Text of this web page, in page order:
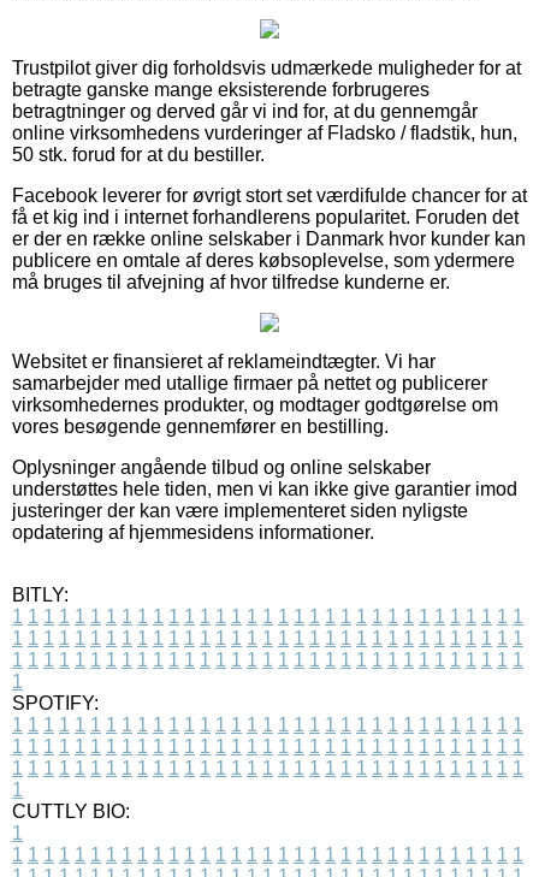
Trustpilot giver dig forholdsvis udmærkede muligheder for at
betragte ganske mange eksisterende forbrugeres
betragtninger og derved går vi ind for, at du gennemgår
online virksomhedens vurderinger af Fladsko / fladstik, hun,
50 stk. forud for at du bestiller.
Facebook leverer for øvrigt stort set værdifulde chancer for at
få et kig ind i internet forhandlerens popularitet. Foruden det
er der en række online selskaber i Danmark hvor kunder kan
publicere en omtale af deres købsoplevelse, som ydermere
må bruges til afvejning af hvor tilfredse kunderne er.
Websitet er finansieret af reklameindtægter. Vi har
samarbejder med utallige firmaer på nettet og publicerer
virksomhedernes produkter, og modtager godtgørelse om
vores besøgende gennemfører en bestilling.
Oplysninger angående tilbud og online selskaber
understøttes hele tiden, men vi kan ikke give garantier imod
justeringer der kan være implementeret siden nyligste
opdatering af hjemmesidens informationer.
BITLY:
1 1 1 1 1 1 1 1 1 1 1 1 1 1 1 1 1 1 1 1 1 1 1 1 1 1 1 1 1 1 1 1 1
1 1 1 1 1 1 1 1 1 1 1 1 1 1 1 1 1 1 1 1 1 1 1 1 1 1 1 1 1 1 1 1 1
1 1 1 1 1 1 1 1 1 1 1 1 1 1 1 1 1 1 1 1 1 1 1 1 1 1 1 1 1 1 1 1 1
1
SPOTIFY:
1 1 1 1 1 1 1 1 1 1 1 1 1 1 1 1 1 1 1 1 1 1 1 1 1 1 1 1 1 1 1 1 1
1 1 1 1 1 1 1 1 1 1 1 1 1 1 1 1 1 1 1 1 1 1 1 1 1 1 1 1 1 1 1 1 1
1 1 1 1 1 1 1 1 1 1 1 1 1 1 1 1 1 1 1 1 1 1 1 1 1 1 1 1 1 1 1 1 1
1
CUTTLY BIO:
1
1 1 1 1 1 1 1 1 1 1 1 1 1 1 1 1 1 1 1 1 1 1 1 1 1 1 1 1 1 1 1 1 1